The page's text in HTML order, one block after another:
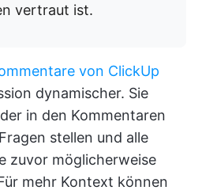
vertraut ist.
von ClickUp
dynamischer. Sie
in den Kommentaren
stellen und alle
zuvor möglicherweise
mehr Kontext können